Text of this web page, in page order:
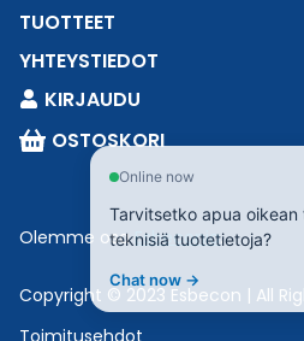
TUOTTEET
YHTEYSTIEDOT
KIRJAUDU
OSTOSKORI
Olemme osaEsbeconia.
Copyright © 2023 Esbecon | All
Toimitusehdot
Online now
Tarvitsetko apua
teknisiä tuotetietoja?
Chat now →